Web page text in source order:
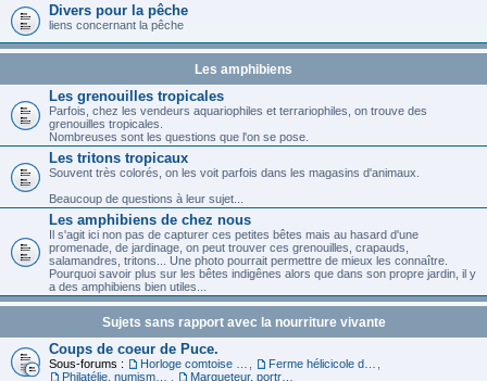
Divers pour la pêche
liens concernant la pêche
Les amphibiens
Les grenouilles tropicales
Parfois, chez les vendeurs aquariophiles et terrariophiles, on trouve des
grenouilles tropicales.
Nombreuses sont les questions que l'on se pose.
Les tritons tropicaux
Souvent très colorés, on les voit parfois dans les magasins d'animaux.
Beaucoup de questions à leur sujet...
Les amphibiens de chez nous
Il s'agit ici non pas de capturer ces petites bêtes mais au hasard d'une
promenade, de jardinage, on peut trouver ces grenouilles, crapauds,
salamandres, tritons... Une photo pourrait permettre de mieux les connaître.
Pourquoi savoir plus sur les bêtes indigênes alors que dans son propre jardin, il y
a des amphibiens bien utiles...
Sujets sans rapport avec la nourriture vivante
Coups de coeur de Puce.
Sous-forums :